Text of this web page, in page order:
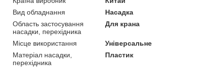
Вид обладнання
Насадка
Область застосування
насадки, перехідника
Для крана
Місце використання
Універсальне
Матеріал насадки,
перехідника
Пластик